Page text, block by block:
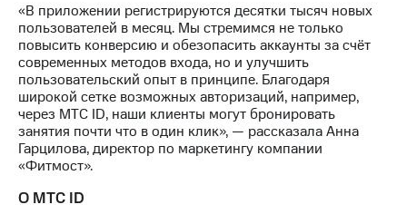
"МТС"
Собрания
акционеров
Личный
кабинет
акционера
Акционерный
капитал
Контроль
и
Рынок
«В приложении регистрируются десятки тысяч новых
пользователей в месяц. Мы стремимся не только
повысить конверсию и обезопасить аккаунты за счёт
современных методов входа, но и улучшить
пользовательский опыт в принципе. Благодаря
широкой сетке возможных авторизаций, например,
через МТС ID, наши клиенты могут бронировать
занятия почти что в один клик», — рассказала Анна
Гарцилова, директор по маркетингу компании
«Фитмост».
О МТС ID